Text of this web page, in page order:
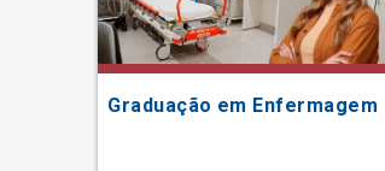
Graduação em Enfermagem